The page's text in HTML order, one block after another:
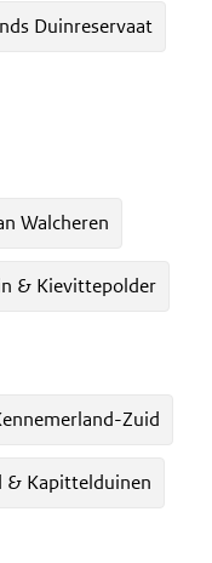
Duinreservaat
Walcheren
& Kievittepolder
Zuid
& Kapittelduinen